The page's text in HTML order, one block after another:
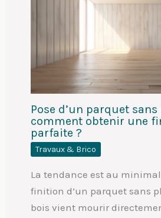
Pose d’un parquet
comment obtenir une
parfaite ?
Travaux & Brico
La tendance est au
finition d’un parquet sans
bois vient mourir